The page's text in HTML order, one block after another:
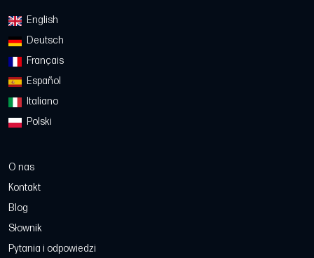
English
Deutsch
Français
Español
Italiano
Polski
O nas
Kontakt
Blog
Słownik
Pytania i odpowiedzi